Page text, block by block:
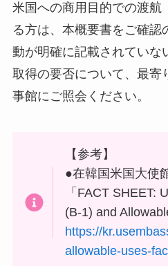
米国への商用目的での渡航
る方は、本概要書をご確認
動が明確に記載されていな
取得の要否について、最寄
事館にご照会ください。
【参考】
●在韓国米国大使
「FACT SHEET:
(B-1) and
https://
allowable-uses-